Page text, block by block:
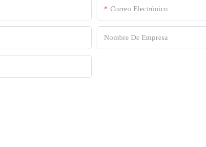
Correo Electrónico
Nombre De Empresa